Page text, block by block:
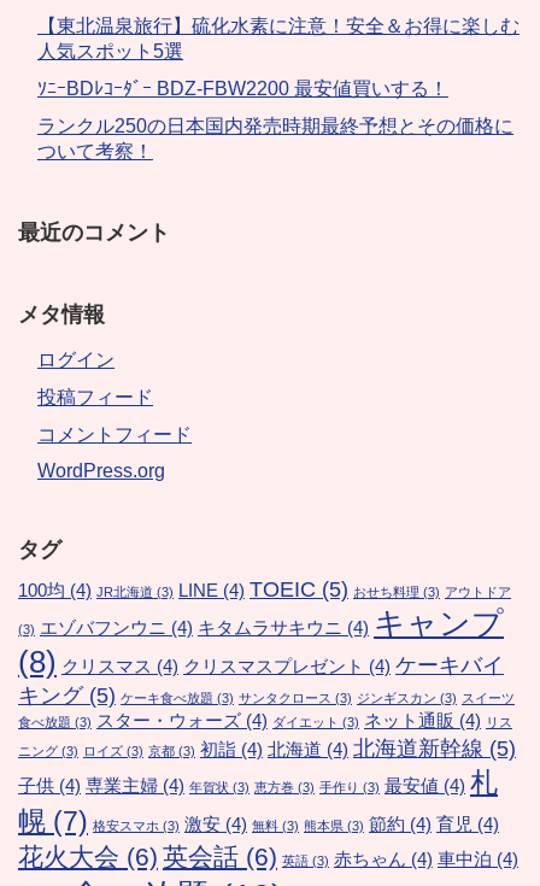
【東北温泉旅行】硫化水素に注意！安全＆お得に楽しむ
人気スポット5選
ｿﾆｰBDﾚｺｰﾀﾞｰ BDZ-FBW2200 最安値買いする！
ランクル250の日本国内発売時期最終予想とその価格に
ついて考察！
最近のコメント
メタ情報
ログイン
投稿フィード
コメントフィード
WordPress.org
タグ
100均 (4) JR北海道 (3) LINE (4) TOEIC (5) おせち料理 (3) アウトドア
(3) エゾバフンウニ (4) キタムラサキウニ (4) キャンプ
(8) クリスマス (4) クリスマスプレゼント (4) ケーキバイ
キング(5) ケーキ食べ放題 (3) サンタクロース (3) ジンギスカン (3) スイーツ
食べ放題 (3) スター・ウォーズ (4) ダイエット (3) ネット通販 (4) リス
ニング (3) ロイズ (3) 京都 (3) 初詣 (4) 北海道 (4) 北海道新幹線 (5)
子供 (4) 専業主婦 (4) 年賀状 (3) 恵方巻 (3) 手作り (3) 最安値 (4) 札
幌 (7) 格安スマホ (3) 激安 (4) 無料 (3) 熊本県 (3) 節約 (4) 育児 (4)
花火大会 (6) 英会話 (6) 英語 (3) 赤ちゃん (4) 車中泊 (4)